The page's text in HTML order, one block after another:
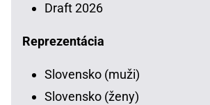
Draft 2026
Reprezentácia
Slovensko (muži)
Slovensko (ženy)